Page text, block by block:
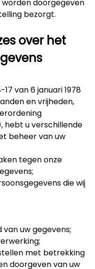
doorgegeven
bezorgt.
over het
van 6 januari 1978
en vrijheden,
hebt u verschillende
beheer van uw
tegen onze
die wij
uw gegevens;
met betrekking
doorgeven van uw